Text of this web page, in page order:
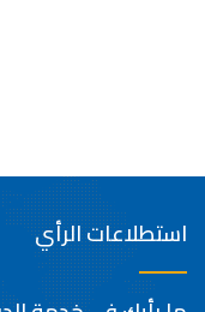
استطلاعات الرأي